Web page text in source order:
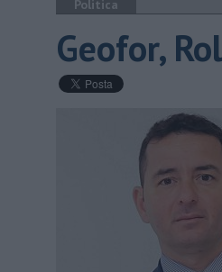
Politica
Geofor,